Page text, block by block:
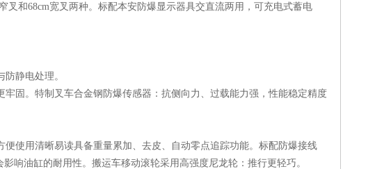
叉和68cm宽叉两种。标配本安防爆显示器具交直流两用，可充电式蓄电
静电处理。
固。特制叉车合金钢防爆传感器：抗侧向力、过载能力强，性能稳定精度
使用清晰易读具备重量累加、去皮、自动零点追踪功能。标配防爆接线
响油缸的耐用性。搬运车移动滚轮采用高强度尼龙轮：推行更轻巧。